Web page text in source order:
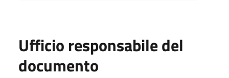
Ufficio responsabile del
documento